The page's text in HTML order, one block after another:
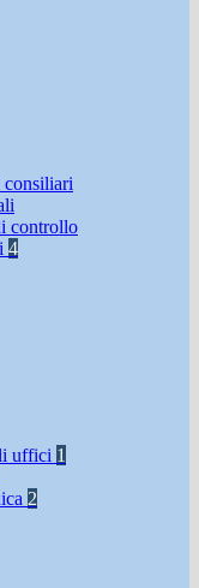
controllo
4
uffici 1
2